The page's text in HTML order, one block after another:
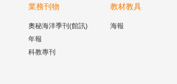
業務刊物
奧秘海洋季刊(館訊)
年報
科教專刊
教材教具
海報